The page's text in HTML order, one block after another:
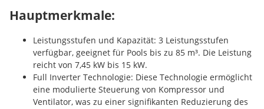
Hauptmerkmale:
Leistungsstufen und Kapazität: 3 Leistungsstufen
verfügbar, geeignet für Pools bis zu 85 m³. Die Leistung
reicht von 7,45 kW bis 15 kW.
Full Inverter Technologie: Diese Technologie ermöglicht
eine modulierte Steuerung von Kompressor und
Ventilator, was zu einer signifikanten Reduzierung des